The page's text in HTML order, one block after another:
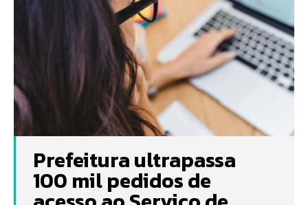
Prefeitura ultrapassa
100 mil pedidos de